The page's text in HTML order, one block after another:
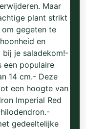
Maar
plant strikt
gegeten te
en
bij je saladekom!-
een populaire
14 cm.- Deze
een hoogte van
Imperial Red
gedeeltelijke